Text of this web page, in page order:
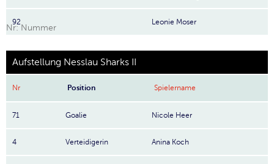
92 Leonie Moser
Nr: Nummer
Aufstellung Nesslau Sharks II
Nr Position Spielername
71 Goalie Nicole Heer
4 Verteidigerin Anina Koch